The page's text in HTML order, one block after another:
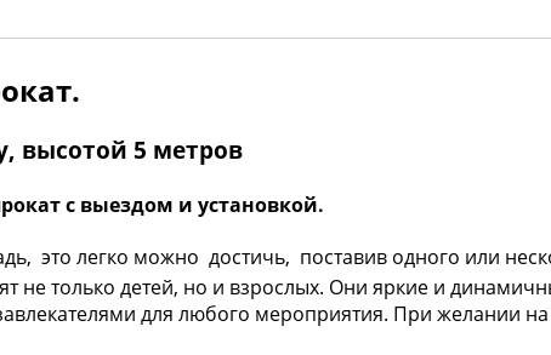
высотой 5 метров
с выездом и установкой.
это легко можно достичь, поставив одного или
не только детей, но и взрослых. Они яркие и
для любого мероприятия. При желании